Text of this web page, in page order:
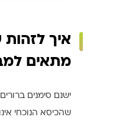
איך
מתאים
ישנם סימנים
שהכיסא הנוכחי